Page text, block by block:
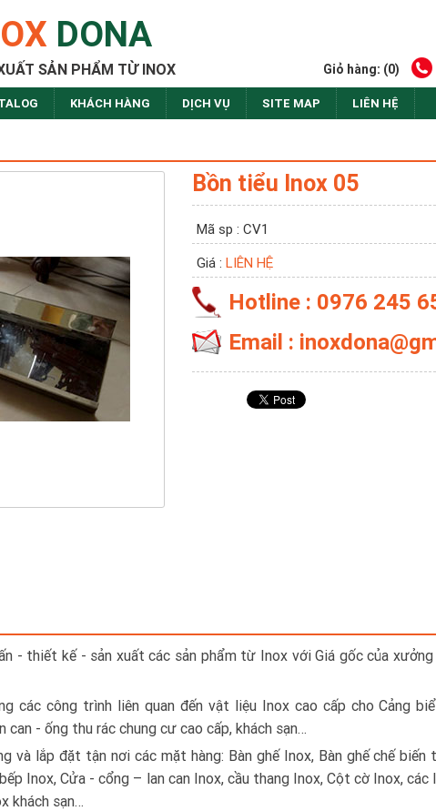
DONA
SẢN PHẨM TỪ INOX Giỏ hàng: (0)
KHÁCH HÀNG DỊCH VỤ SITE MAP LIÊN HỆ
Bồn tiểu Inox 05
Mã sp : CV1
Giá : LIÊN HỆ
Hotline : 0976 245
Email :
- thiết kế - sản xuất các sản phẩm từ Inox với Giá gốc của
các công trình liên quan đến vật liệu Inox cao cấp cho Cảng
can - ống thu rác chung cư cao cấp, khách sạn…
và lắp đặt tận nơi các mặt hàng: Bàn ghế Inox, Bàn ghế chế biến
Inox, Cửa - cổng – lan can Inox, cầu thang Inox, Cột cờ Inox,
khách sạn…